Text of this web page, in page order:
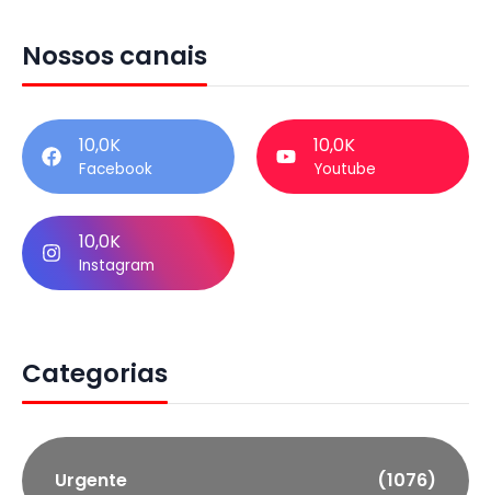
Nossos canais
10,0K
Facebook
10,0K
Youtube
10,0K
Instagram
Categorias
Urgente (1076)